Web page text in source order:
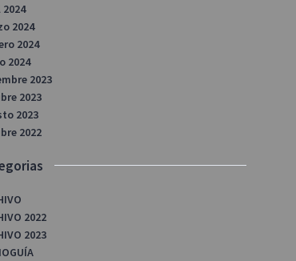
2024
2024
2024
2023
2023
2023
2022
2022
2023